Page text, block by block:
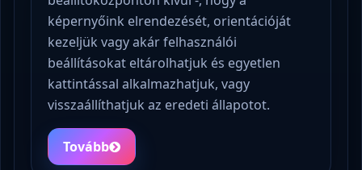
képernyőink elrendezését, orientációját
kezeljük vagy akár felhasználói
beállításokat eltárolhatjuk és egyetlen
kattintással alkalmazhatjuk, vagy
visszaállíthatjuk az eredeti állapotot.
Tovább